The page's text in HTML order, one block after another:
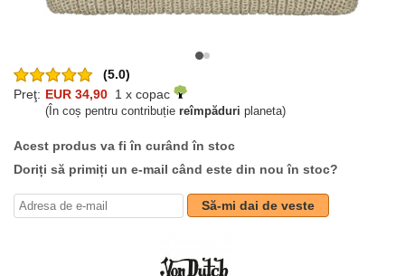
(5.0)
Preţ: EUR 34,90 1 x copac
(În coș pentru contribuție reîmpăduri planeta)
Acest produs va fi în curând în stoc
Doriți să primiți un e-mail când este din nou în stoc?
Să-mi dai de veste